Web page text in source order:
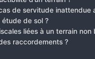
de servitude inattendue
de sol ?
liées à un terrain non
raccordements ?